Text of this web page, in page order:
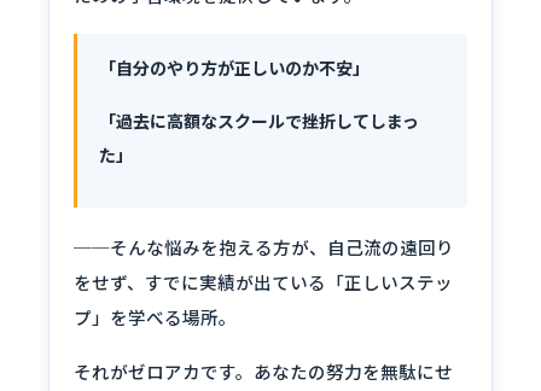
「自分のやり方が正しいのか不安」
「過去に高額なスクールで挫折してしまっ
た」
──そんな悩みを抱える方が、自己流の遠回り
をせず、すでに実績が出ている「正しいステッ
プ」を学べる場所。
それがゼロアカです。あなたの努力を無駄にせ